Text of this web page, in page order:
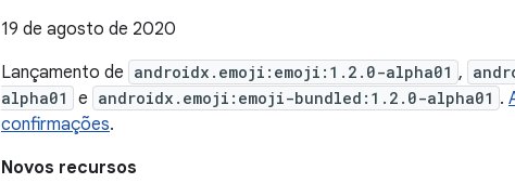
19 de agosto de 2020
Lançamento de androidx.emoji:emoji:1.2.0-alpha01 ,
alpha01
e androidx.emoji:emoji-bundled:1.2.0-alpha01 .
confirmações.
Novos recursos